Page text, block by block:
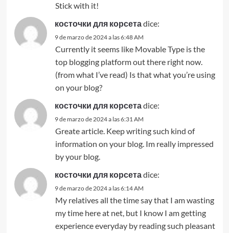
Stick with it!
косточки для корсетаdice:
9 de marzo de 2024 a las 6:48 AM
Currently it seems like Movable Type is the
top blogging platform out there right now.
(from what I’ve read) Is that what you’re using
on your blog?
косточки для корсетаdice:
9 de marzo de 2024 a las 6:31 AM
Greate article. Keep writing such kind of
information on your blog. Im really impressed
by your blog.
косточки для корсетаdice:
9 de marzo de 2024 a las 6:14 AM
My relatives all the time say that I am wasting
my time here at net, but I know I am getting
experience everyday by reading such pleasant